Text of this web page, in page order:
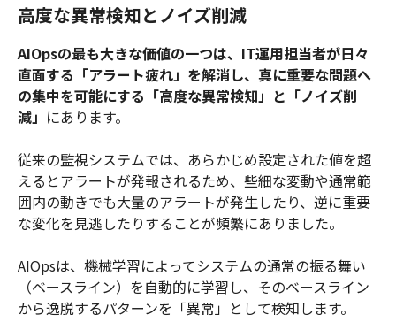
高度な異常検知とノイズ削減
AIOpsの最も大きな価値の一つは、IT運用担当者が日々
直面する「アラート疲れ」を解消し、真に重要な問題へ
の集中を可能にする「高度な異常検知」と「ノイズ削
減」 にあります。
従来の監視システムでは、あらかじめ設定された値を超
えるとアラートが発報されるため、些細な変動や通常範
囲内の動きでも大量のアラートが発生したり、逆に重要
な変化を見逃したりすることが頻繁にありました。
AIOpsは、機械学習によってシステムの通常の振る舞い
（ベースライン）を自動的に学習し、そのベースライン
から逸脱するパターンを「異常」として検知します。